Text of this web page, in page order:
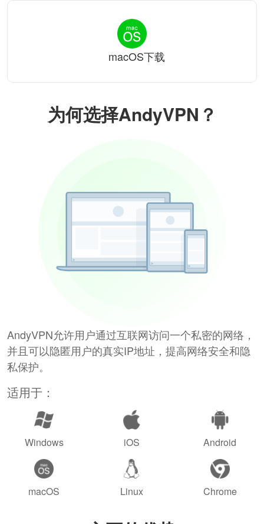
为何选择AndyVPN？
AndyVPN允许用户通过互联网访问一个私密的网络，
并且可以隐匿用户的真实IP地址，提高网络安全和隐
私保护。
适用于：
Windows iOS Android
macOS Linux Chrome
macOS下载